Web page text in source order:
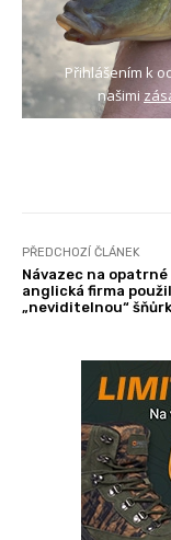
Přihlášením k
našimi
PŘEDCHOZÍ ČLÁNEK
Návazec na opatrné
anglická firma
„neviditelnou“